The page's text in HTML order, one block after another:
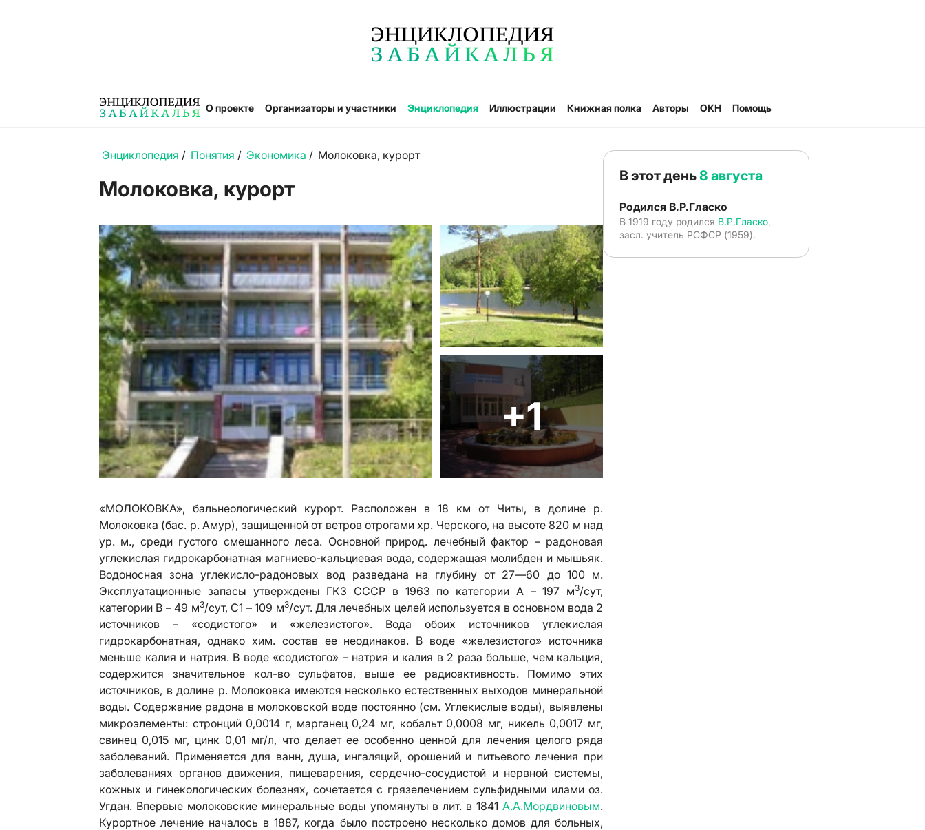
О проекте Организаторы и участники Энциклопедия Иллюстрации Книжная полка Авторы ОКН Помощь
Энциклопедия / Понятия / Экономика / Молоковка, курорт
Молоковка, курорт
+1
«МОЛОКОВКА», бальнеологический курорт. Расположен в 18 км от Читы, в долине р.
Молоковка (бас. р. Амур), защищенной от ветров отрогами хр. Черского, на высоте 820 м над
ур. м., среди густого смешанного леса. Основной природ. лечебный фактор – радоновая
углекислая гидрокарбонатная магниево-кальциевая вода, содержащая молибден и мышьяк.
Водоносная зона углекисло-радоновых вод разведана на глубину от 27—60 до 100 м.
Эксплуатационные запасы утверждены ГКЗ СССР в 1963 по категории А – 197 м3/сут,
категории В – 49 м3/сут, С1 – 109 м3/сут. Для лечебных целей используется в основном вода 2
источников – «содистого» и «железистого». Вода обоих источников углекислая
гидрокарбонатная, однако хим. состав ее неодинаков. В воде «железистого» источника
меньше калия и натрия. В воде «содистого» – натрия и калия в 2 раза больше, чем кальция,
содержится значительное кол-во сульфатов, выше ее радиоактивность. Помимо этих
источников, в долине р. Молоковка имеются несколько естественных выходов минеральной
воды. Содержание радона в молоковской воде постоянно (см. Углекислые воды), выявлены
микроэлементы: стронций 0,0014 г, марганец 0,24 мг, кобальт 0,0008 мг, никель 0,0017 мг,
свинец 0,015 мг, цинк 0,01 мг/л, что делает ее особенно ценной для лечения целого ряда
заболеваний. Применяется для ванн, душа, ингаляций, орошений и питьевого лечения при
заболеваниях органов движения, пищеварения, сердечно-сосудистой и нервной системы,
кожных и гинекологических болезнях, сочетается с грязелечением сульфидными илами оз.
Угдан. Впервые молоковские минеральные воды упомянуты в лит. в 1841 А.А.Мордвиновым.
Курортное лечение началось в 1887, когда было построено несколько домов для больных,
В этот день8 августа
Родился В.Р.Гласко
В 1919 году родился В.Р.Гласко
засл. учитель РСФСР (1959).